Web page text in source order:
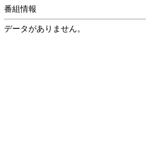
番組情報
データがありません。